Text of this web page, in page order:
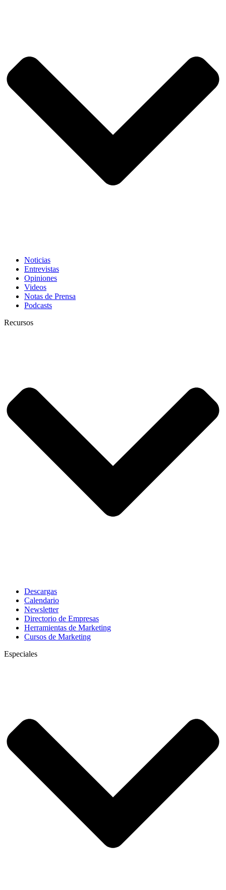
Noticias
Entrevistas
Opiniones
Videos
Notas de Prensa
Podcasts
Recursos
Descargas
Calendario
Newsletter
Directorio de Empresas
Herramientas de Marketing
Cursos de Marketing
Especiales